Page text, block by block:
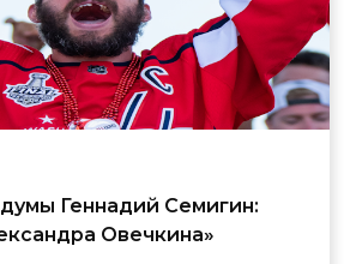
Геннадий Семигин:
Овечкина»